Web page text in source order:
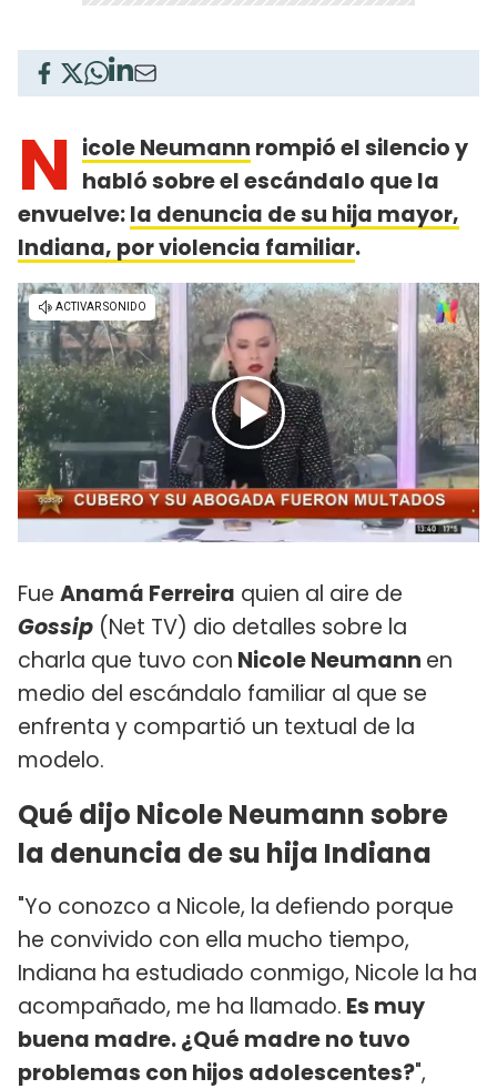
N icole Neumann rompió el silencio y
habló sobre el escándalo que la
envuelve:la denuncia de su hija mayor,
Indiana, por violencia familiar.
Fue Anamá Ferreira quien al aire de
Gossip (Net TV) dio detalles sobre la
charla que tuvo con Nicole Neumann en
medio del escándalo familiar al que se
enfrenta y compartió un textual de la
modelo.
Qué dijo Nicole Neumann sobre
la denuncia de su hija Indiana
"Yo conozco a Nicole, la defiendo porque
he convivido con ella mucho tiempo,
Indiana ha estudiado conmigo, Nicole la ha
acompañado, me ha llamado. Es muy
buena madre. ¿Qué madre no tuvo
problemas con hijos adolescentes?",